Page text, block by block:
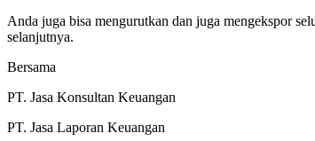
Anda juga bisa mengurutkan dan juga mengekspor
selanjutnya.
Bersama
PT. Jasa Konsultan Keuangan
PT. Jasa Laporan Keuangan